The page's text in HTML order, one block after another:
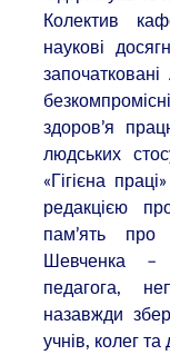
Колектив
наукові
здоров’я
людських
«Гігієна
редакцією
пам’ять про
Шевченка –
педагога,
назавжди
учнів, колег та